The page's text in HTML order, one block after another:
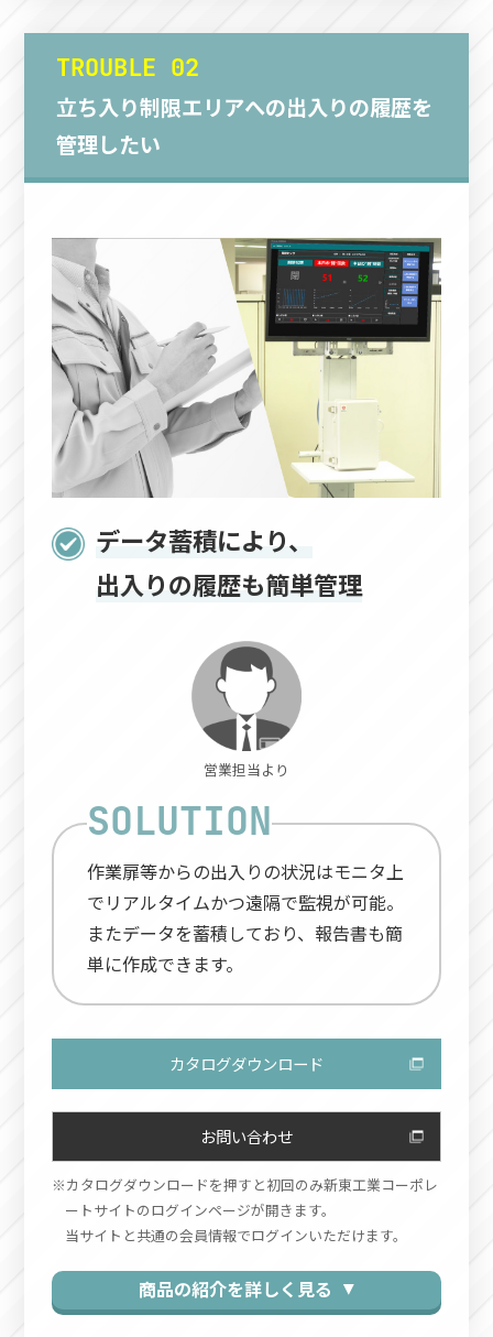
TROUBLE 02
立ち入り制限エリアへの出入りの履歴を
管理したい
データ蓄積により、
出入りの履歴も簡単管理
営業担当より
作業扉等からの出入りの状況はモニタ上
でリアルタイムかつ遠隔で監視が可能。
またデータを蓄積しており、報告書も簡
単に作成できます。
カタログダウンロード
お問い合わせ
カタログダウンロードを押すと初回のみ新東工業コーポレ
ートサイトのログインページが開きます。
当サイトと共通の会員情報でログインいただけます。
商品の紹介を詳しく見る ▼